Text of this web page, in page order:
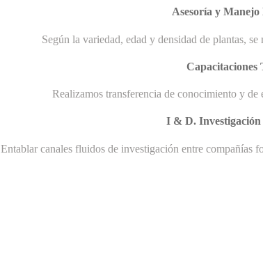
Asesoría y
Según la variedad, edad y densidad de plantas,
Capacitaciones
Realizamos transferencia de conocimiento y
I & D.
Entablar canales fluidos de investigación entre compañías